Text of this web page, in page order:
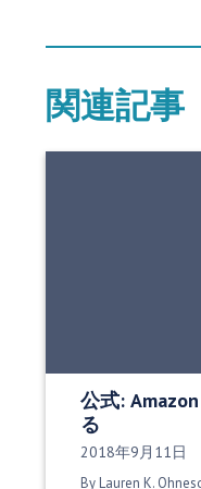
関連記事
公式:
る
発行日:
2018年9月11日
By Lauren K.